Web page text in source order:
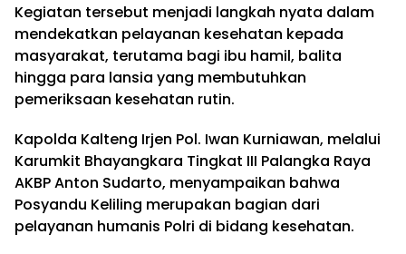
Kegiatan tersebut menjadi langkah nyata dalam
mendekatkan pelayanan kesehatan kepada
masyarakat, terutama bagi ibu hamil, balita
hingga para lansia yang membutuhkan
pemeriksaan kesehatan rutin.
Kapolda Kalteng Irjen Pol. Iwan Kurniawan, melalui
Karumkit Bhayangkara Tingkat III Palangka Raya
AKBP Anton Sudarto, menyampaikan bahwa
Posyandu Keliling merupakan bagian dari
pelayanan humanis Polri di bidang kesehatan.